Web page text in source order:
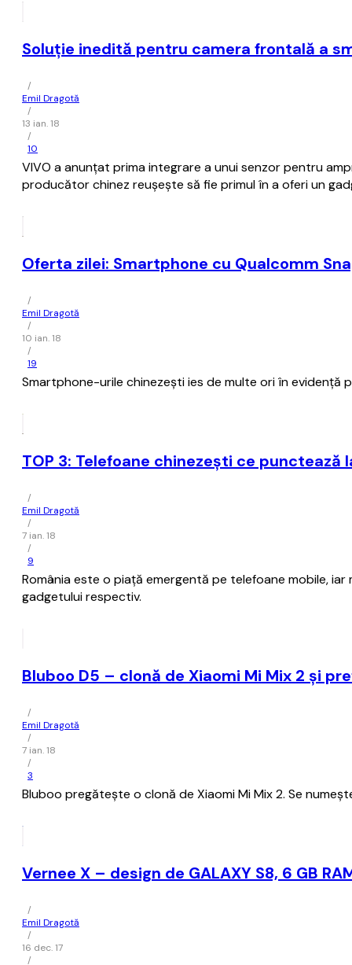
Soluție inedită pentru camera frontală a
/
Emil Dragotă
/
13 ian. 18
/
10
VIVO a anunțat prima integrare a unui senzor pentru
producător chinez reușește să fie primul în a oferi un
Oferta zilei: Smartphone cu Qualcomm
/
Emil Dragotă
/
10 ian. 18
/
19
Smartphone-urile chinezești ies de multe ori în
TOP 3: Telefoane chinezești ce
/
Emil Dragotă
/
7 ian. 18
/
9
România este o piață emergentă pe telefoane mobile,
gadgetului respectiv.
Bluboo D5 – clonă de Xiaomi Mi Mix 2 și
/
Emil Dragotă
/
7 ian. 18
/
3
Bluboo pregătește o clonă de Xiaomi Mi Mix 2. Se
Vernee X – design de GALAXY S8, 6 GB
/
Emil Dragotă
/
16 dec. 17
/